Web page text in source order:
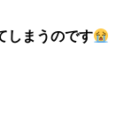
しまうのです